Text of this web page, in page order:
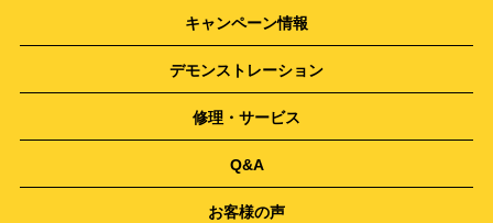
キャンペーン情報
デモンストレーション
修理・サービス
Q&A
お客様の声